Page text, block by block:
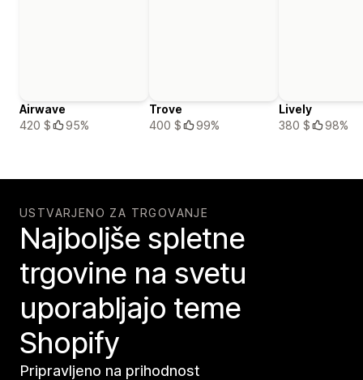
Airwave
420 $
95%
Trove
400 $
99%
Lively
380 $
98%
USTVARJENO ZA TRGOVANJE
Najboljše spletne
trgovine na svetu
uporabljajo teme
Shopify
Pripravljeno na prihodnost